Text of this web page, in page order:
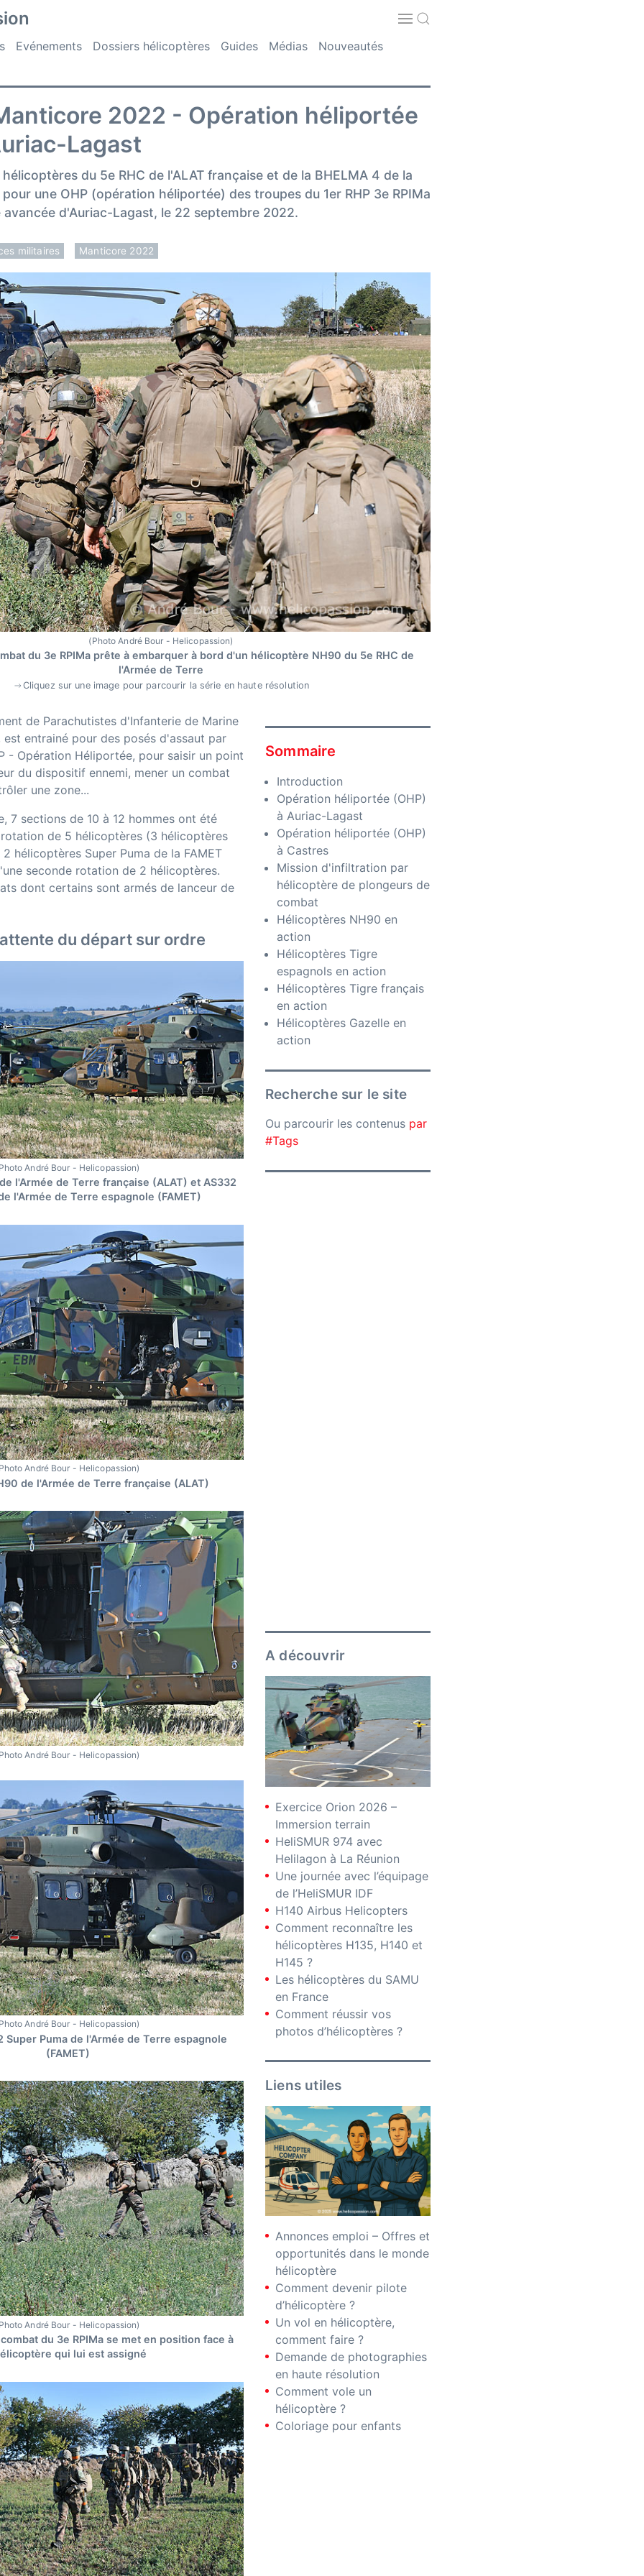
Evénements Dossiers hélicoptères Guides Médias Nouveautés
2022 - Opération héliportée
Lagast
du 5e RHC de l'ALAT française et de la BHELMA 4 de la
pour une OHP (opération héliportée) des troupes du 1er RHP 3e RPIMa
d'Auriac-Lagast, le 22 septembre 2022.
militaires Manticore 2022
(Photo André Bour - Helicopassion)
du 3e RPIMa prête à embarquer à bord d'un hélicoptère NH90 du 5e RHC de
l'Armée de Terre
Cliquez sur une image pour parcourir la série en haute résolution
de Parachutistes d'Infanterie de Marine
est entrainé pour des posés d'assaut par
- Opération Héliportée, pour saisir un point
du dispositif ennemi, mener un combat
une zone...
7 sections de 10 à 12 hommes ont été
de 5 hélicoptères (3 hélicoptères
hélicoptères Super Puma de la FAMET
seconde rotation de 2 hélicoptères.
dont certains sont armés de lanceur de
du départ sur ordre
André Bour - Helicopassion)
l'Armée de Terre française (ALAT) et AS332
l'Armée de Terre espagnole (FAMET)
André Bour - Helicopassion)
de l'Armée de Terre française (ALAT)
André Bour - Helicopassion)
André Bour - Helicopassion)
Super Puma de l'Armée de Terre espagnole
(FAMET)
André Bour - Helicopassion)
du 3e RPIMa se met en position face à
qui lui est assigné
Sommaire
Introduction
Opération héliportée (OHP)
à Auriac-Lagast
Opération héliportée (OHP)
à Castres
Mission d'infiltration par
hélicoptère de plongeurs de
combat
Hélicoptères NH90 en
action
Hélicoptères Tigre
espagnols en action
Hélicoptères Tigre français
en action
Hélicoptères Gazelle en
action
Recherche sur le site
Ou parcourir les contenus par
#Tags
A découvrir
Exercice Orion 2026 –
Immersion terrain
HeliSMUR 974 avec
Helilagon à La Réunion
Une journée avec l’équipage
de l’HeliSMUR IDF
H140 Airbus Helicopters
Comment reconnaître les
hélicoptères H135, H140 et
H145 ?
Les hélicoptères du SAMU
en France
Comment réussir vos
photos d’hélicoptères ?
Liens utiles
Annonces emploi – Offres et
opportunités dans le monde
hélicoptère
Comment devenir pilote
d’hélicoptère ?
Un vol en hélicoptère,
comment faire ?
Demande de photographies
en haute résolution
Comment vole un
hélicoptère ?
Coloriage pour enfants